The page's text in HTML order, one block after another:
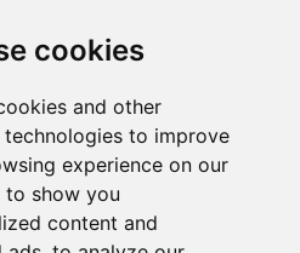
cookies
and other
to improve
experience on our
to show you
content and